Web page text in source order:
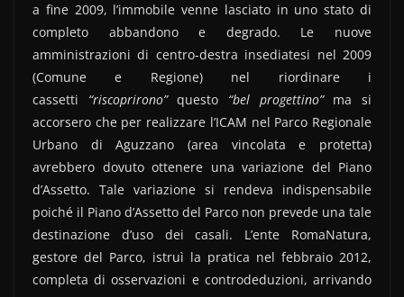
a fine 2009, l’immobile venne lasciato in uno stato di
completo abbandono e degrado. Le nuove
amministrazioni di centro-destra insediatesi nel 2009
(Comune e Regione) nel riordinare i
cassetti “riscoprirono”questo “bel progettino”ma si
accorsero che per realizzare l’ICAM nel Parco Regionale
Urbano di Aguzzano (area vincolata e protetta)
avrebbero dovuto ottenere una variazione del Piano
d’Assetto. Tale variazione si rendeva indispensabile
poiché il Piano d’Assetto del Parco non prevede una tale
destinazione d’uso dei casali. L’ente RomaNatura,
gestore del Parco, istruì la pratica nel febbraio 2012,
completa di osservazioni e controdeduzioni, arrivando